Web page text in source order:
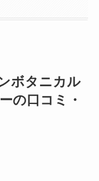
ボタニカル
の口コミ・